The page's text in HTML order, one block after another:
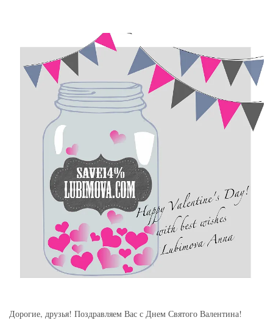
Дорогие, друзья! Поздравляем Вас с Днем Святого Валентина!